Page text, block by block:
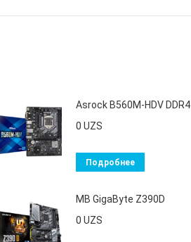
Asrock B560M-HDV DDR4
0 UZS
Подробнее
MB GigaByte Z390D
0 UZS